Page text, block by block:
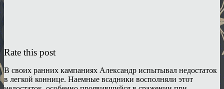
Rate this post
В своих ранних кампаниях Александр испытывал недостаток
в легкой коннице. Наемные всадники восполняли этот